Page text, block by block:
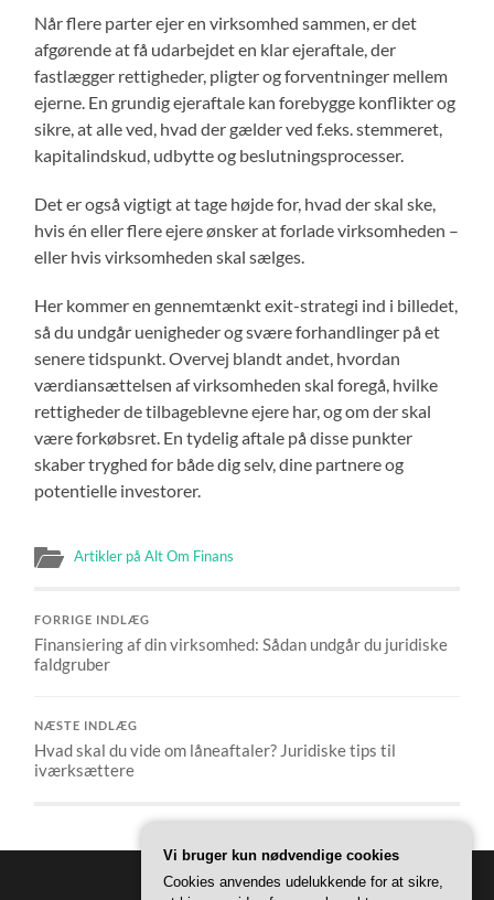
Når flere parter ejer en virksomhed sammen, er det
afgørende at få udarbejdet en klar ejeraftale, der
fastlægger rettigheder, pligter og forventninger mellem
ejerne. En grundig ejeraftale kan forebygge konflikter og
sikre, at alle ved, hvad der gælder ved f.eks. stemmeret,
kapitalindskud, udbytte og beslutningsprocesser.
Det er også vigtigt at tage højde for, hvad der skal ske,
hvis én eller flere ejere ønsker at forlade virksomheden –
eller hvis virksomheden skal sælges.
Her kommer en gennemtænkt exit-strategi ind i billedet,
så du undgår uenigheder og svære forhandlinger på et
senere tidspunkt. Overvej blandt andet, hvordan
værdiansættelsen af virksomheden skal foregå, hvilke
rettigheder de tilbageblevne ejere har, og om der skal
være forkøbsret. En tydelig aftale på disse punkter
skaber tryghed for både dig selv, dine partnere og
potentielle investorer.
Artikler på Alt Om Finans
FORRIGE INDLÆG
Finansiering af din virksomhed: Sådan undgår du juridiske
faldgruber
NÆSTE INDLÆG
Hvad skal du vide om låneaftaler? Juridiske tips til
iværksættere
Vi bruger kun nødvendige cookies
Cookies anvendes udelukkende for at sikre,